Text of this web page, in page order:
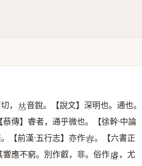
， 𠀤音銳。【說文】深明也。通也。
傳】睿者，通乎微也。【徐幹·中論
【前漢·五行志】亦作𧮲 。【六書正
應不窮。別作叡，非。俗作𧇖 ，尤